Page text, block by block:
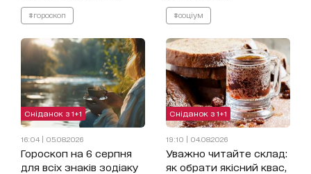
#гороскоп #соціум
Сніданок з 1+1
16:04 | 05.08.2026
Гороскоп на 6 серпня
для всіх знаків зодіаку
Сніданок з 1+1
19:10 | 04.08.2026
Уважно читайте склад:
як обрати якісний квас,